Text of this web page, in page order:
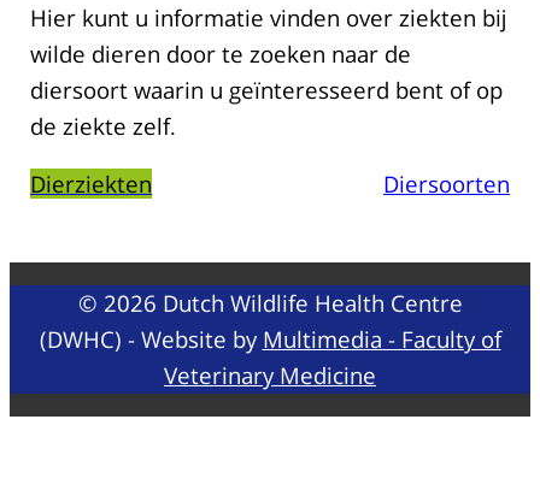
Hier kunt u informatie vinden over ziekten bij
wilde dieren door te zoeken naar de
diersoort waarin u geïnteresseerd bent of op
de ziekte zelf.
Dierziekten
Diersoorten
© 2026 Dutch Wildlife Health Centre
(DWHC) - Website by Multimedia - Faculty of
Veterinary Medicine